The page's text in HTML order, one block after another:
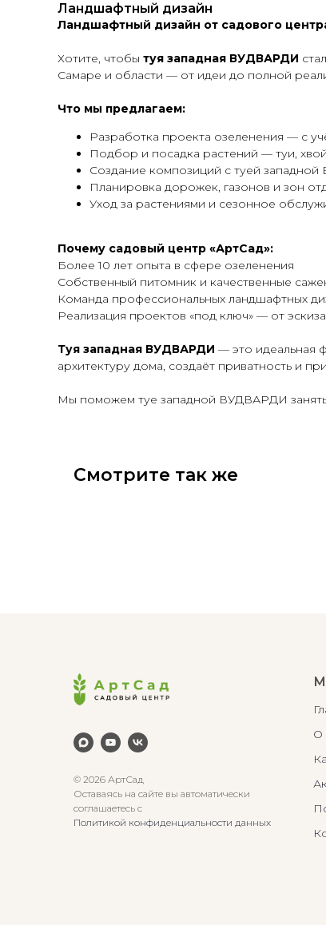
Ландшафтный дизайн
Ландшафтный дизайн от садового
Хотите, чтобы туя западная ВУДВАРДИ
Самаре и области — от идеи до полной
Что мы предлагаем:
Разработка проекта озеленения — с
Подбор и посадка растений — туи,
Создание композиций с туей
Планировка дорожек, газонов и зон
Уход за растениями и сезонное
Почему садовый центр «АртСад»:
Более 10 лет опыта в сфере озеленения
Собственный питомник и качественные
Команда профессиональных ландшафтных
Реализация проектов «под ключ» — от
Туя западная ВУДВАРДИ — это идеальная
архитектуру дома, создаёт приватность и
Мы поможем туе западной ВУДВАРДИ занять
Смотрите так же
© 2026 АртСад
Оставаясь на сайте вы автоматически
соглашаетесь с
Политикой конфиденциальности данных
О